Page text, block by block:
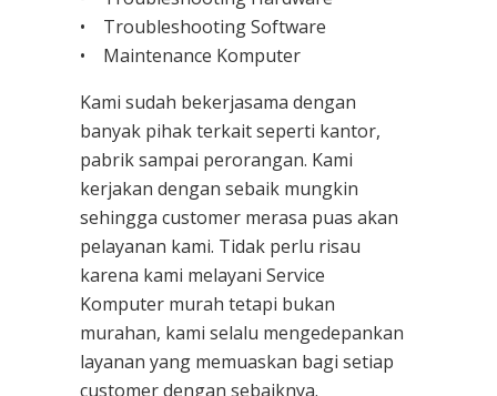
• Troubleshooting Software
• Maintenance Komputer
Kami sudah bekerjasama dengan
banyak pihak terkait seperti kantor,
pabrik sampai perorangan. Kami
kerjakan dengan sebaik mungkin
sehingga customer merasa puas akan
pelayanan kami. Tidak perlu risau
karena kami melayani Service
Komputer murah tetapi bukan
murahan, kami selalu mengedepankan
layanan yang memuaskan bagi setiap
customer dengan sebaiknya.